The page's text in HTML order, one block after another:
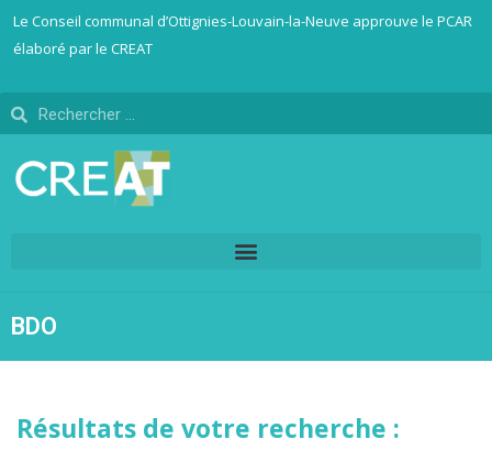
Le Conseil communal d’Ottignies-Louvain-la-Neuve approuve le PCAR
élaboré par le CREAT
BDO
Résultats de votre recherche :